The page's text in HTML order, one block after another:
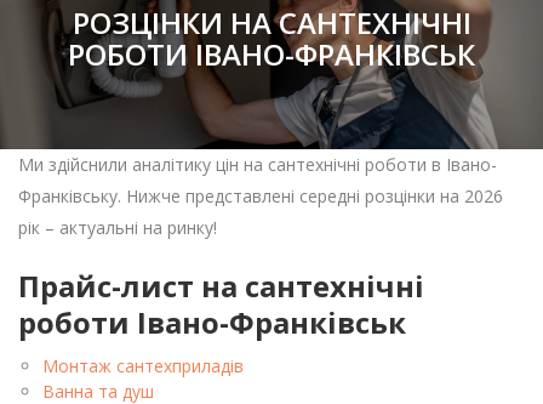
РОЗЦІНКИ НА САНТЕХНІЧНІ
РОБОТИ ІВАНО-ФРАНКІВСЬК
Ми здійснили аналітику цін на сантехнічні роботи в Івано-
Франківську. Нижче представлені середні розцінки на 2026
рік – актуальні на ринку!
Прайс-лист на сантехнічні
роботи Івано-Франківськ
Монтаж сантехприладів
Ванна та душ